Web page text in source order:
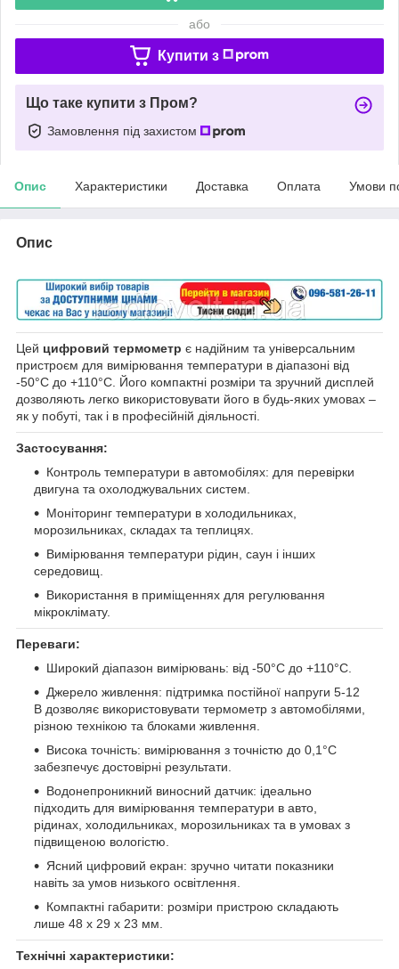
або
Купити з
Що таке купити з Пром?
Замовлення під захистом
Опис Характеристики Доставка Оплата Умови
Опис
Цей цифровий термометр є надійним та універсальним
пристроєм для вимірювання температури в діапазоні від
-50°C до +110°C. Його компактні розміри та зручний дисплей
дозволяють легко використовувати його в будь-яких умовах –
як у побуті, так і в професійній діяльності.
Застосування:
Контроль температури в автомобілях: для перевірки
двигуна та охолоджувальних систем.
Моніторинг температури в холодильниках,
морозильниках, складах та теплицях.
Вимірювання температури рідин, саун і інших
середовищ.
Використання в приміщеннях для регулювання
мікроклімату.
Переваги:
Широкий діапазон вимірювань: від -50°C до +110°C.
Джерело живлення: підтримка постійної напруги 5-12
В дозволяє використовувати термометр з автомобілями,
різною технікою та блоками живлення.
Висока точність: вимірювання з точністю до 0,1°C
забезпечує достовірні результати.
Водонепроникний виносний датчик: ідеально
підходить для вимірювання температури в авто,
рідинах, холодильниках, морозильниках та в умовах з
підвищеною вологістю.
Ясний цифровий екран: зручно читати показники
навіть за умов низького освітлення.
Компактні габарити: розміри пристрою складають
лише 48 х 29 х 23 мм.
Технічні характеристики: